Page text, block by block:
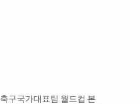
축구국가대표팀 월드컵 본